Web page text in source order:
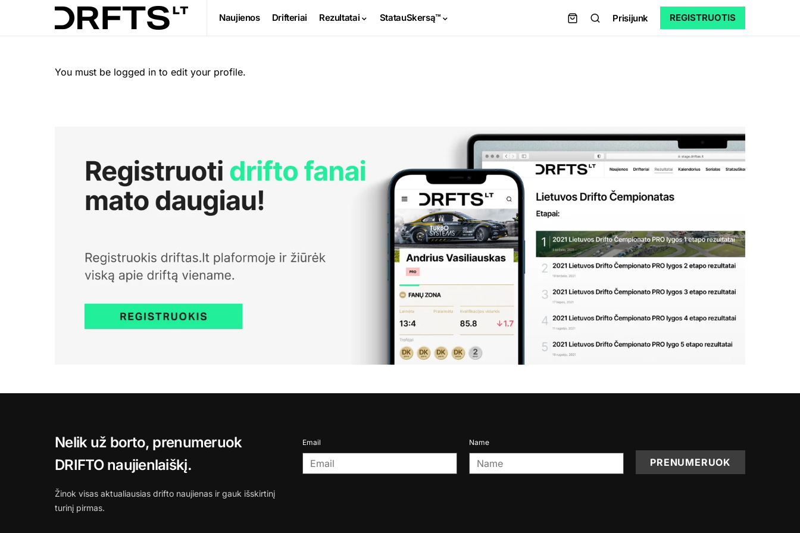
Naujienos Drifteriai Rezultatai StatauSkersą™ Prisijunk REGISTRUOTIS
You must be logged in to edit your profile.
Nelik už borto, prenumeruok
DRIFTO naujienlaiškį.
Žinok visas aktualiausias drifto naujienas ir gauk išskirtinį
turinį pirmas.
Email Name
PRENUMERUOK